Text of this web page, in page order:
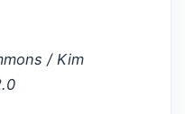
/ Kim